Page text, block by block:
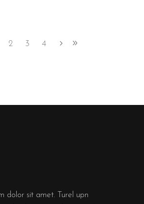
2 3 4
dolor sit amet. Turel upn